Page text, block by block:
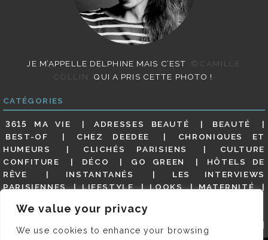
We value your privacy
We use cookies to enhance your browsing
JE M’APPELLE DELPHINE MAIS C’EST
©CAMILLE
COLLIN
QUI A PRIS CETTE PHOTO !
CATÉGORIES
3615 MA VIE ADRESSES BEAUTÉ
BEAUTÉ
BEST-OF
CHEZ DEEDEE
CHRONIQUES ET
HUMEURS
CLICHÉS PARISIENS
CULTURE
CONFITURE
DÉCO GO GREEN
HÔTELS DE
RÊVE
INSTANTANÉS
LES INTERVIEWS
PARISIENNES
LIFESTYLE LOOKS
MATERNITÉ
(BUT GOODIES)
PAR ICI LE MAGOT !
REVUE DE PRESSE DÉTAILLÉE, SIOU PLAIT
SALONS